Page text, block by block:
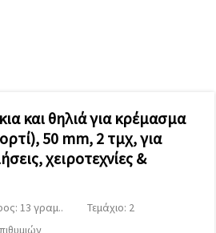
και θηλιά για κρέμασμα
50 mm, 2 τμχ, για
χειροτεχνίες &
13 γραμ..
Τεμάχιο: 2